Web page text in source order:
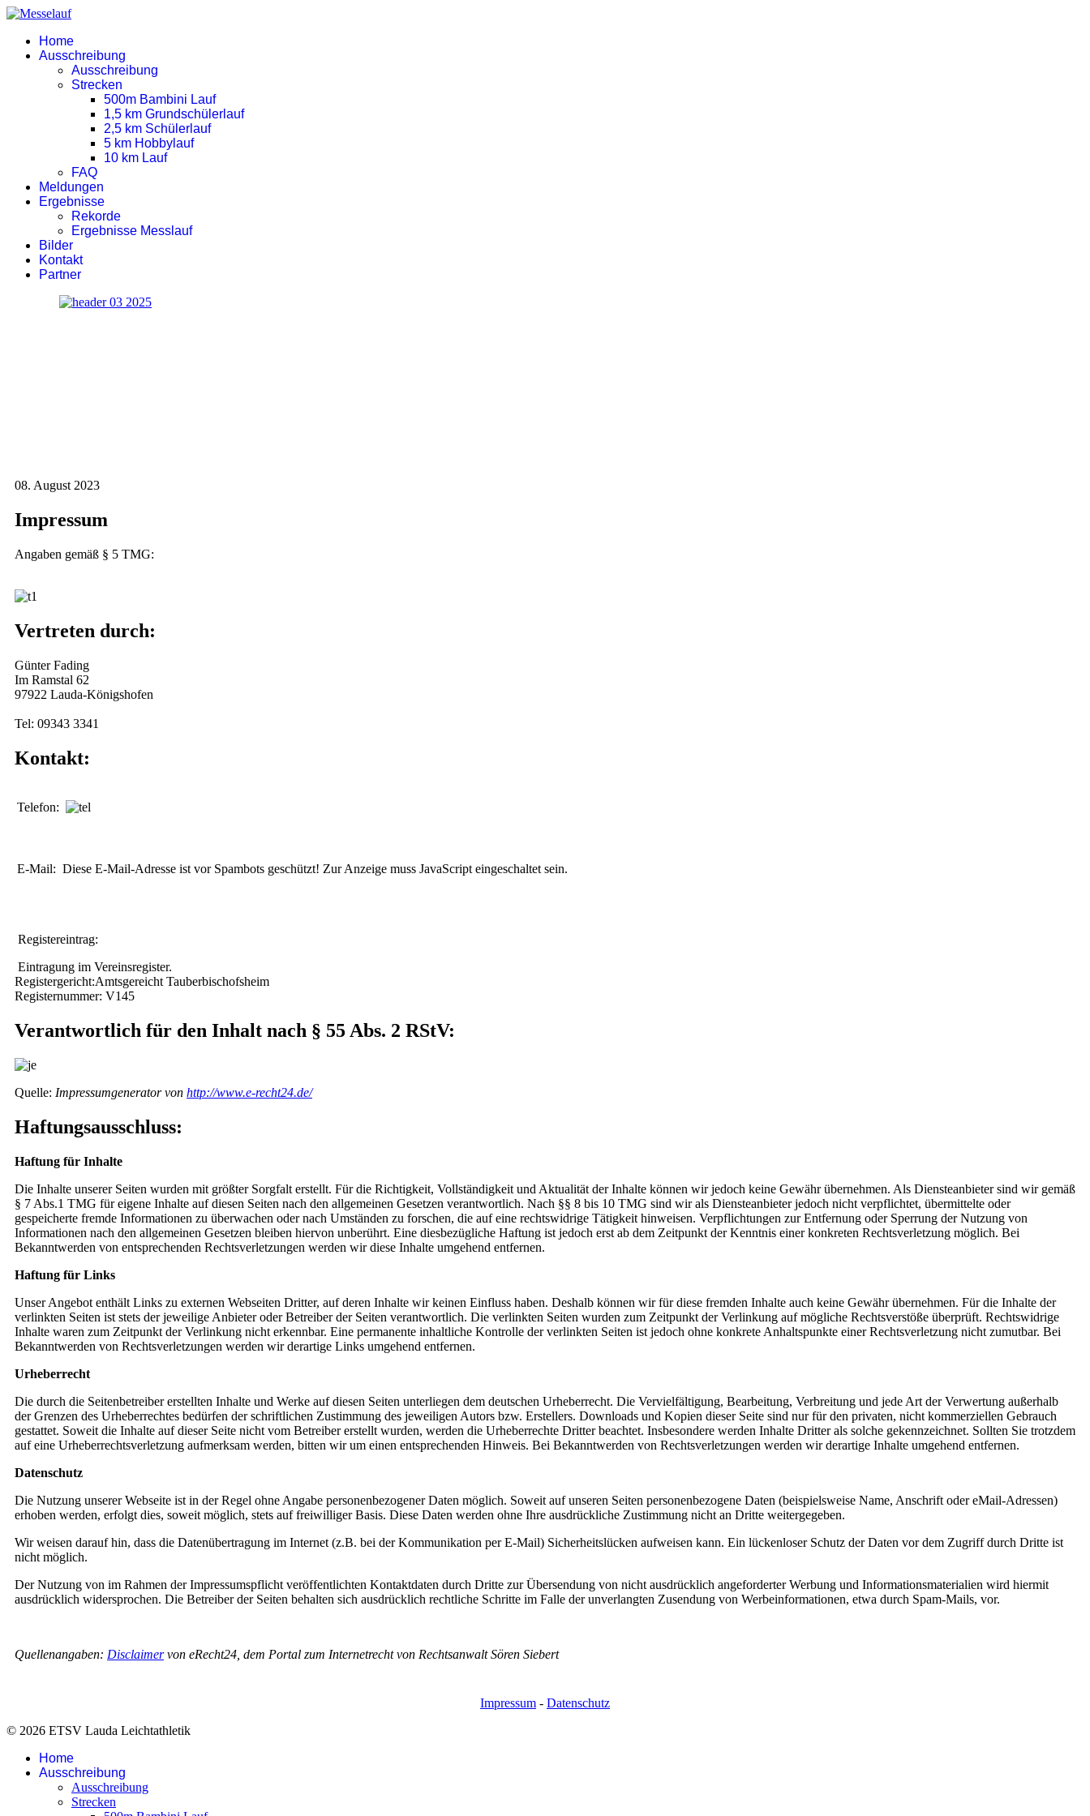
Home
Ausschreibung
Ausschreibung
Strecken
500m Bambini Lauf
1,5 km Grundschülerlauf
2,5 km Schülerlauf
5 km Hobbylauf
10 km Lauf
FAQ
Meldungen
Ergebnisse
Rekorde
Ergebnisse Messlauf
Bilder
Kontakt
Partner
08. August 2023
Impressum
Angaben gemäß § 5 TMG:
Vertreten durch:
Günter Fading
Im Ramstal 62
97922 Lauda-Königshofen
Tel: 09343 3341
Kontakt:
Telefon:
E-Mail: Diese E-Mail-Adresse ist vor Spambots geschützt! Zur Anzeige muss JavaScript eingeschaltet sein.
Registereintrag:
Eintragung im Vereinsregister.
Registergericht:Amtsgereicht Tauberbischofsheim
Registernummer: V145
Verantwortlich für den Inhalt nach § 55 Abs. 2 RStV:
Quelle: Impressumgenerator von http://www.e-recht24.de/
Haftungsausschluss:
Haftung für Inhalte
Die Inhalte unserer Seiten wurden mit größter Sorgfalt erstellt. Für die Richtigkeit, Vollständigkeit und Aktualität der Inhalte können wir jedoch keine Gewähr übernehmen. Als Diensteanbieter sind wir gemäß
§ 7 Abs.1 TMG für eigene Inhalte auf diesen Seiten nach den allgemeinen Gesetzen verantwortlich. Nach §§ 8 bis 10 TMG sind wir als Diensteanbieter jedoch nicht verpflichtet, übermittelte oder
gespeicherte fremde Informationen zu überwachen oder nach Umständen zu forschen, die auf eine rechtswidrige Tätigkeit hinweisen. Verpflichtungen zur Entfernung oder Sperrung der Nutzung von
Informationen nach den allgemeinen Gesetzen bleiben hiervon unberührt. Eine diesbezügliche Haftung ist jedoch erst ab dem Zeitpunkt der Kenntnis einer konkreten Rechtsverletzung möglich. Bei
Bekanntwerden von entsprechenden Rechtsverletzungen werden wir diese Inhalte umgehend entfernen.
Haftung für Links
Unser Angebot enthält Links zu externen Webseiten Dritter, auf deren Inhalte wir keinen Einfluss haben. Deshalb können wir für diese fremden Inhalte auch keine Gewähr übernehmen. Für die Inhalte der
verlinkten Seiten ist stets der jeweilige Anbieter oder Betreiber der Seiten verantwortlich. Die verlinkten Seiten wurden zum Zeitpunkt der Verlinkung auf mögliche Rechtsverstöße überprüft. Rechtswidrige
Inhalte waren zum Zeitpunkt der Verlinkung nicht erkennbar. Eine permanente inhaltliche Kontrolle der verlinkten Seiten ist jedoch ohne konkrete Anhaltspunkte einer Rechtsverletzung nicht zumutbar. Bei
Bekanntwerden von Rechtsverletzungen werden wir derartige Links umgehend entfernen.
Urheberrecht
Die durch die Seitenbetreiber erstellten Inhalte und Werke auf diesen Seiten unterliegen dem deutschen Urheberrecht. Die Vervielfältigung, Bearbeitung, Verbreitung und jede Art der Verwertung außerhalb
der Grenzen des Urheberrechtes bedürfen der schriftlichen Zustimmung des jeweiligen Autors bzw. Erstellers. Downloads und Kopien dieser Seite sind nur für den privaten, nicht kommerziellen Gebrauch
gestattet. Soweit die Inhalte auf dieser Seite nicht vom Betreiber erstellt wurden, werden die Urheberrechte Dritter beachtet. Insbesondere werden Inhalte Dritter als solche gekennzeichnet. Sollten Sie trotzdem
auf eine Urheberrechtsverletzung aufmerksam werden, bitten wir um einen entsprechenden Hinweis. Bei Bekanntwerden von Rechtsverletzungen werden wir derartige Inhalte umgehend entfernen.
Datenschutz
Die Nutzung unserer Webseite ist in der Regel ohne Angabe personenbezogener Daten möglich. Soweit auf unseren Seiten personenbezogene Daten (beispielsweise Name, Anschrift oder eMail-Adressen)
erhoben werden, erfolgt dies, soweit möglich, stets auf freiwilliger Basis. Diese Daten werden ohne Ihre ausdrückliche Zustimmung nicht an Dritte weitergegeben.
Wir weisen darauf hin, dass die Datenübertragung im Internet (z.B. bei der Kommunikation per E-Mail) Sicherheitslücken aufweisen kann. Ein lückenloser Schutz der Daten vor dem Zugriff durch Dritte ist
nicht möglich.
Der Nutzung von im Rahmen der Impressumspflicht veröffentlichten Kontaktdaten durch Dritte zur Übersendung von nicht ausdrücklich angeforderter Werbung und Informationsmaterialien wird hiermit
ausdrücklich widersprochen. Die Betreiber der Seiten behalten sich ausdrücklich rechtliche Schritte im Falle der unverlangten Zusendung von Werbeinformationen, etwa durch Spam-Mails, vor.
Quellenangaben: Disclaimervon eRecht24, dem Portal zum Internetrecht von Rechtsanwalt Sören Siebert
Impressum - Datenschutz
© 2026 ETSV Lauda Leichtathletik
Home
Ausschreibung
Ausschreibung
Strecken